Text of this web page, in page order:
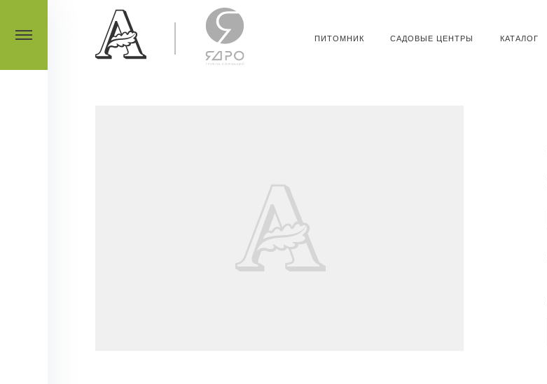
ПИТОМНИК САДОВЫЕ ЦЕНТРЫ КАТАЛОГ